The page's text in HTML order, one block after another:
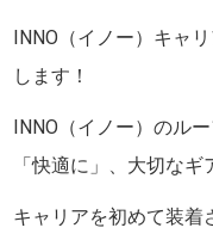
INNO（イノー）キャ
します！
INNO（イノー）のル
「快適に」、大切なギ
キャリアを初めて装着